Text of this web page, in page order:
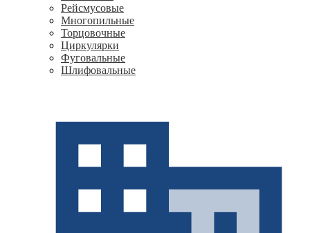
Рейсмусовые
Многопильные
Торцовочные
Циркулярки
Фуговальные
Шлифовальные